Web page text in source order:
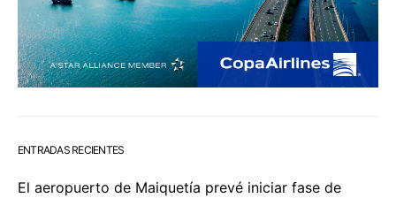
ENTRADAS RECIENTES
El aeropuerto de Maiquetía prevé iniciar fase de